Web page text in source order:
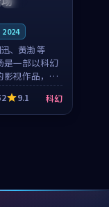
2024
、黄渤 等
是一部以科幻
影视作品，围
反转与人物成
整体节奏紧
推荐观看。
9.1 科幻